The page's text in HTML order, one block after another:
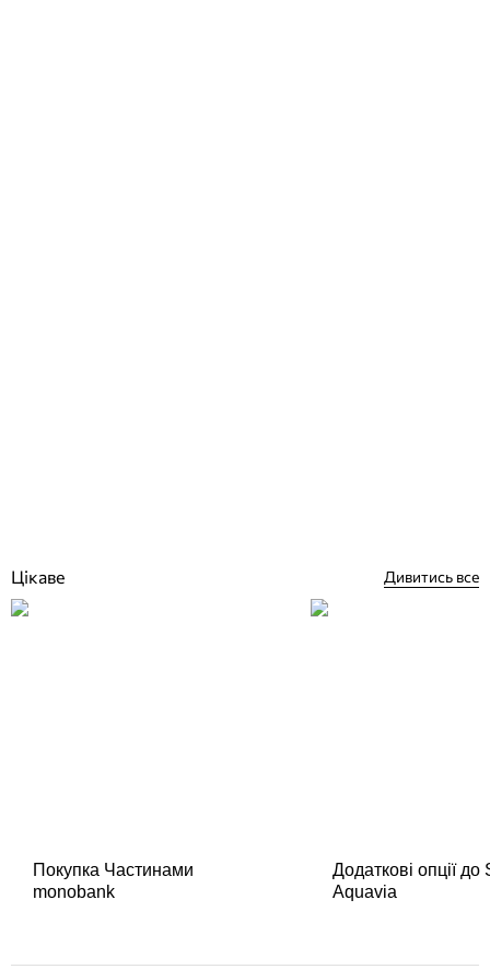
Цікаве Дивитись все
Покупка Частинами
monobank
Додаткові опції
Aquavia